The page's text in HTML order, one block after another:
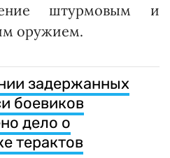
штурмовым и
оружием.
задержанных
боевиков
дело о
терактов